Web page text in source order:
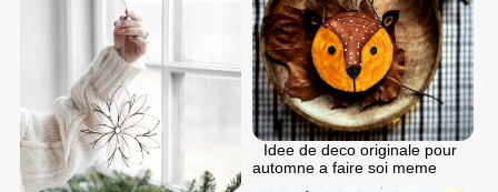
Idee de deco originale pour
automne a faire soi meme